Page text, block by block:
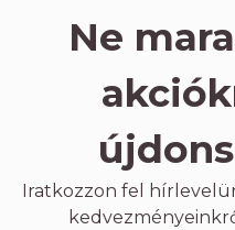
Ne
Iratkozzon fel